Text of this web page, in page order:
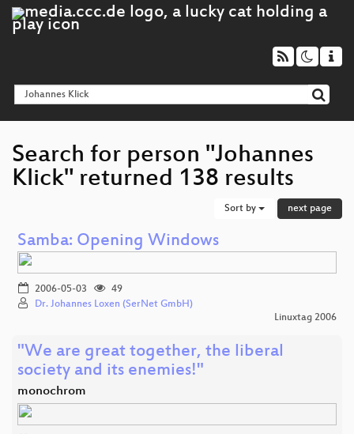
Search for person "Johannes
Klick" returned 138 results
Sort by next page
Samba: Opening Windows
2006-05-03
49
Dr. Johannes Loxen (SerNet GmbH)
Linuxtag 2006
"We are great together, the liberal
society and its enemies!"
monochrom